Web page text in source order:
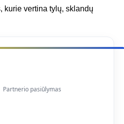
kurie vertina tylų, sklandų
Partnerio pasiūlymas